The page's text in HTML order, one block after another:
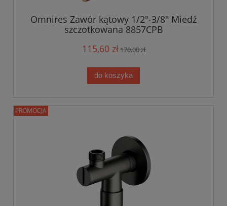
Omnires Zawór kątowy 1/2"-3/8" Miedź
szczotkowana 8857CPB
115,60 zł170,00 zł
do koszyka
PROMOCJA